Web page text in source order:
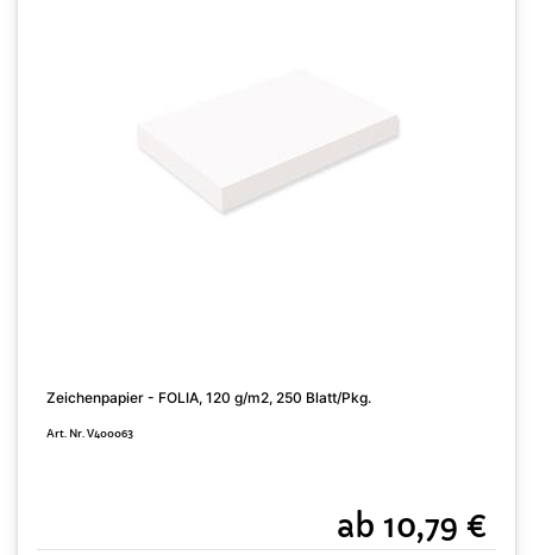
Zeichenpapier - FOLIA, 120 g/m2, 250 Blatt/Pkg.
Art. Nr. V400063
ab 10,79 €